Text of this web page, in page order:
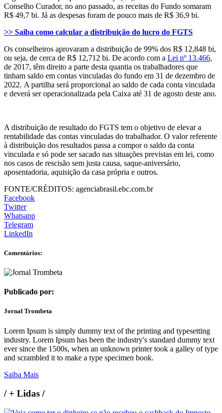
Conselho Curador, no ano passado, as receitas do Fundo somaram
R$ 49,7 bi. Já as despesas foram de pouco mais de R$ 36,9 bi.
>> Saiba como calcular a distribuição do lucro do FGTS
Os conselheiros aprovaram a distribuição de 99% dos R$ 12,848 bi,
ou seja, de cerca de R$ 12,712 bi. De acordo com a Lei nº 13.466,
de 2017, têm direito a parte desta quantia os trabalhadores que
tinham saldo em contas vinculadas do fundo em 31 de dezembro de
2022. A partilha será proporcional ao saldo de cada conta vinculada
e deverá ser operacionalizada pela Caixa até 31 de agosto deste ano.
A distribuição de resultado do FGTS tem o objetivo de elevar a
rentabilidade das contas vinculadas do trabalhador. O valor referente
à distribuição dos resultados passa a compor o saldo da conta
vinculada e só pode ser sacado nas situações previstas em lei, como
nos casos de rescisão sem justa causa, saque-aniversário,
aposentadoria, aquisição da casa própria e outros.
FONTE/CRÉDITOS: agenciabrasil.ebc.com.br
Facebook
Twitter
Whatsapp
Telegram
LinkedIn
Comentários:
Publicado por:
Jornal Trombeta
Lorem Ipsum is simply dummy text of the printing and typesetting
industry. Lorem Ipsum has been the industry's standard dummy text
ever since the 1500s, when an unknown printer took a galley of type
and scrambled it to make a type specimen book.
Saiba Mais
/+ Lidas /